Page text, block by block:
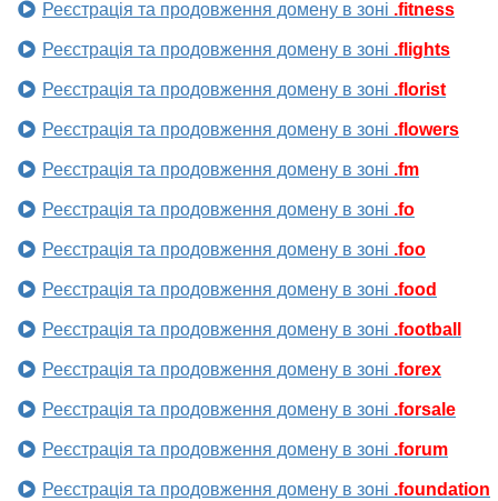
Реєстрація та продовження домену в зоні .fitness
Реєстрація та продовження домену в зоні .flights
Реєстрація та продовження домену в зоні .florist
Реєстрація та продовження домену в зоні .flowers
Реєстрація та продовження домену в зоні .fm
Реєстрація та продовження домену в зоні .fo
Реєстрація та продовження домену в зоні .foo
Реєстрація та продовження домену в зоні .food
Реєстрація та продовження домену в зоні .football
Реєстрація та продовження домену в зоні .forex
Реєстрація та продовження домену в зоні .forsale
Реєстрація та продовження домену в зоні .forum
Реєстрація та продовження домену в зоні .foundation